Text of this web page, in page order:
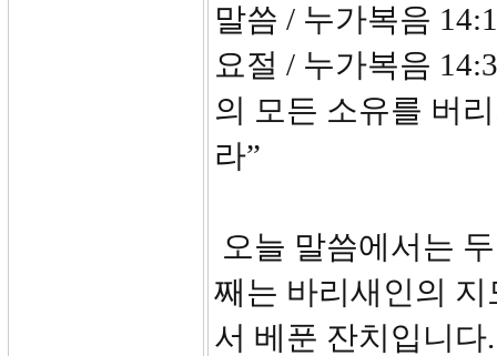
말씀 / 누가복음
요절 / 누가복음
의 모든 소유를 버
라”
오늘 말씀에서는
째는 바리새인의
서 베푼 잔치입니